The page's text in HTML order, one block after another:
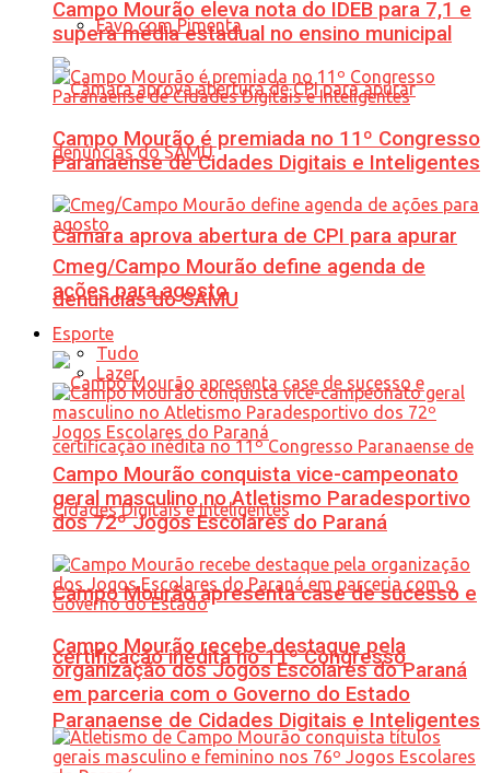
Favo com Pimenta
Câmara aprova abertura de CPI para apurar
denúncias do SAMU
Campo Mourão apresenta case de sucesso e
certificação inédita no 11º Congresso
Paranaense de Cidades Digitais e Inteligentes
Campo Mourão eleva nota do IDEB para 7,1 e
supera média estadual no ensino municipal
Campo Mourão é premiada no 11º Congresso
Paranaense de Cidades Digitais e Inteligentes
Cmeg/Campo Mourão define agenda de
ações para agosto
Esporte
Tudo
Lazer
Campo Mourão conquista vice-campeonato
geral masculino no Atletismo Paradesportivo
dos 72º Jogos Escolares do Paraná
Campo Mourão recebe destaque pela
organização dos Jogos Escolares do Paraná
em parceria com o Governo do Estado